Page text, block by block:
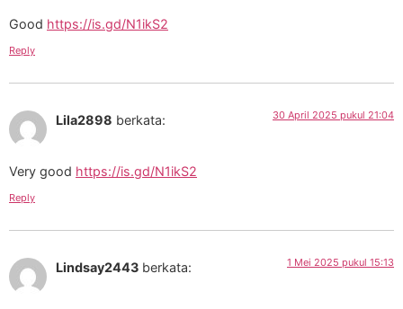
Good https://is.gd/N1ikS2
Reply
Lila2898 berkata: 30 April 2025 pukul 21:04
Very good https://is.gd/N1ikS2
Reply
Lindsay2443 berkata: 1 Mei 2025 pukul 15:13